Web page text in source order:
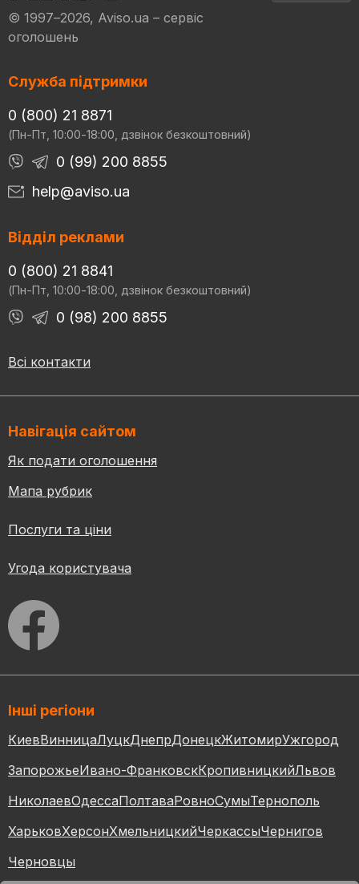
© 1997–2026, Aviso.ua – сервіс
оголошень
Служба підтримки
0 (800) 21 8871
(Пн-Пт, 10:00-18:00, дзвінок безкоштовний)
0 (99) 200 8855
help@aviso.ua
Відділ реклами
0 (800) 21 8841
(Пн-Пт, 10:00-18:00, дзвінок безкоштовний)
0 (98) 200 8855
Всі контакти
Навігація сайтом
Як подати оголошення
Мапа рубрик
Послуги та ціни
Угода користувача
Інші регіони
КиевВинницаЛуцкДнепрДонецкЖитомирУжгород
ЗапорожьеИвано-ФранковскКропивницкийЛьвов
НиколаевОдессаПолтаваРовноСумыТернополь
ХарьковХерсонХмельницкийЧеркассыЧернигов
Черновцы